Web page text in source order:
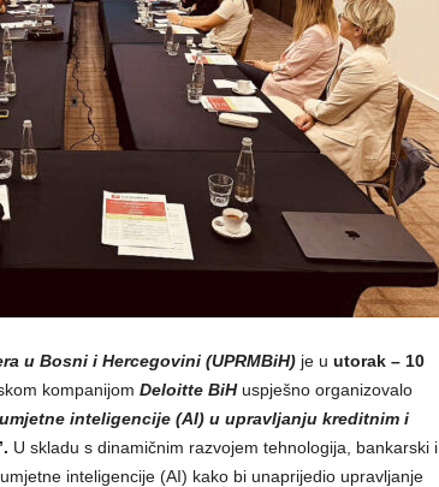
u Bosni i Hercegovini (UPRMBiH)je u utorak – 10
kompanijom Deloitte BiH uspješno organizovalo
inteligencije (AI) u upravljanju kreditnim i
U skladu s dinamičnim razvojem tehnologija, bankarski i
inteligencije (AI) kako bi unaprijedio upravljanje